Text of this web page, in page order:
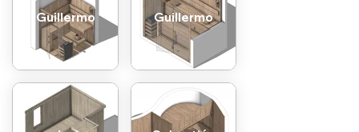
Guillermo Guillermo